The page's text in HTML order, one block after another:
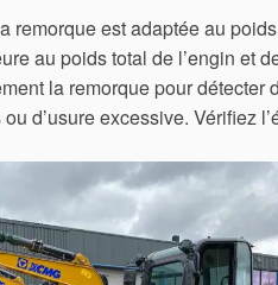
remorque est adaptée au
au poids total de l’engin et
la remorque pour détecter
d’usure excessive. Vérifiez